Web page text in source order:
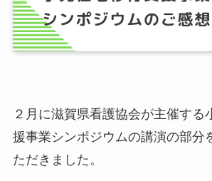
２月に滋賀県看護協会が主催する
援事業シンポジウムの講演の部分
ただきました。